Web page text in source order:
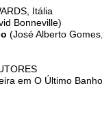
Itália
Bonneville)
(José Alberto
em O Último